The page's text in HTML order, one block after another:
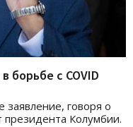
борьбе с COVID
заявление, говоря о
Колумбии.